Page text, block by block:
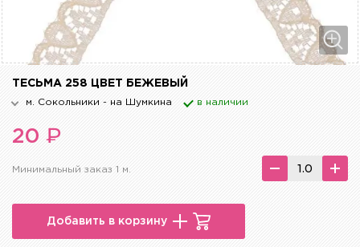
ТЕСЬМА 258 ЦВЕТ БЕЖЕВЫЙ
м. Сокольники - на Шумкина в наличии
20 ₽
Минимальный заказ 1 м.
Добавить в корзину